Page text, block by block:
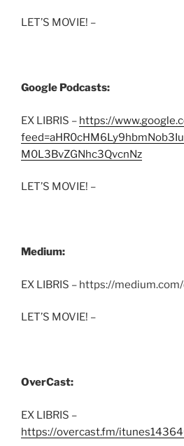
LET’S MOVIE! –
Google Podcasts:
EX LIBRIS – https://
M0L3BvZGNhc3QvcnNz
LET’S MOVIE! –
Medium:
EX LIBRIS – https://
LET’S MOVIE! –
OverCast:
EX LIBRIS –
https://overcast.fm/